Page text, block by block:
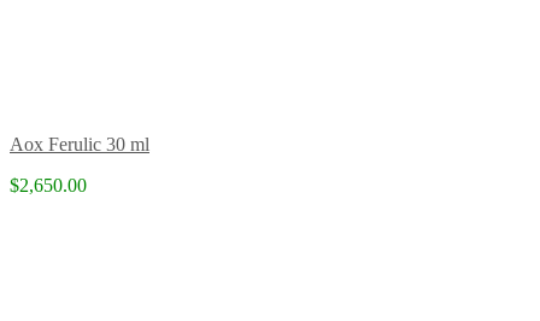
Aox Ferulic 30 ml
$2,650.00